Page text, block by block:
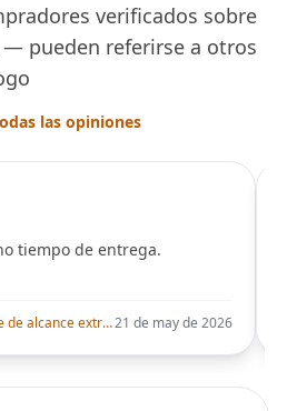
verificados sobre
pueden referirse a otros
las opiniones
tiempo de entrega.
EJG Herramienta de agarre de alcance extra largo de 43 pulgadas para ancianos y discapacitados, ayuda de recolección resistente con diseño plegable,21 de may de 2026